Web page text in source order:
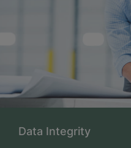
Data Integrity